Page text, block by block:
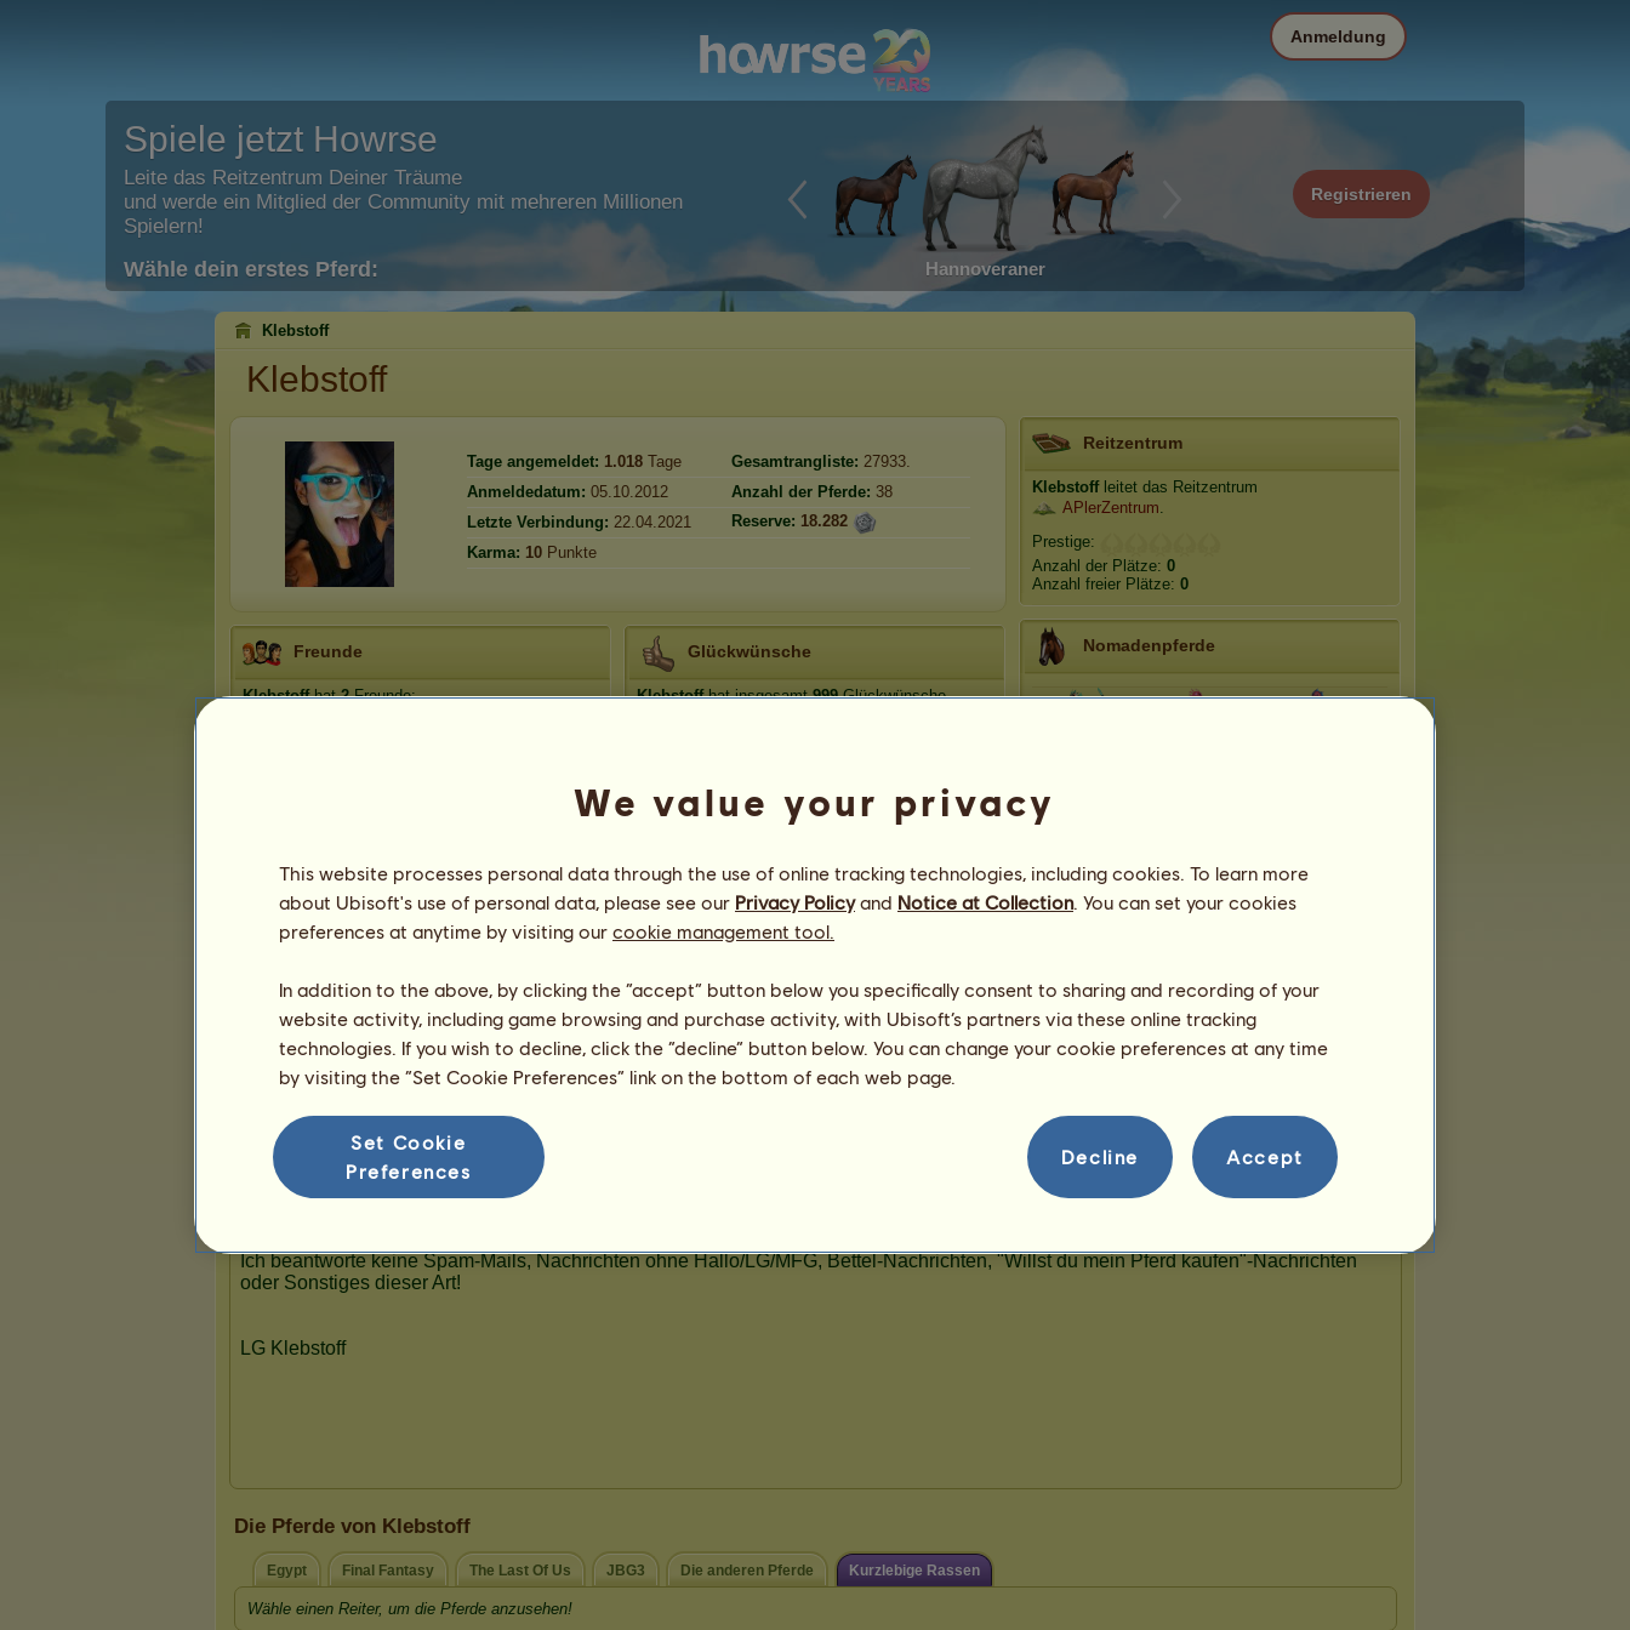
Spiele jetzt Howrse
Leite das Reitzentrum Deiner Träume
und werde ein Mitglied der Community mit mehreren Millionen
Spielern!
Wähle dein erstes Pferd: Hannoveraner
Registrieren
Anmeldung
Klebstoff
Klebstoff
Tage angemeldet: 1.018 Tage Gesamtrangliste: 27933.
Anmeldedatum: 05.10.2012 Anzahl der Pferde: 38
Letzte Verbindung: 22.04.2021 Reserve: 18.282
Karma: 10 Punkte
Freunde
Klebstoffhat2Freunde:
Glückwünsche
Klebstoffhat insgesamt999Glückwünsche
Zur Ruhe gesetzter Züchter
Vor 2534 Tagen
Die Trophäen
0 6 15 26
Reitzentrum
Klebstoffleitet das Reitzentrum
APlerZentrum.
Prestige:
Anzahl der Plätze: 0
Anzahl freier Plätze: 0
Nomadenpferde
Präsentation
Die Pferde von Klebstoff
Egypt Final Fantasy The Last Of Us JBG3 Die anderen Pferde Kurzlebige Rassen
Wähle einen Reiter, um die Pferde anzusehen!
We value your privacy
This website processes personal data through the use of online tracking technologies, including cookies. To learn more
about Ubisoft's use of personal data, please see our Privacy Policyand Notice at Collection. You can set your cookies
preferences at anytime by visiting our cookie management tool.
In addition to the above, by clicking the “accept” button below you specifically consent to sharing and recording of your
website activity, including game browsing and purchase activity, with Ubisoft’s partners via these online tracking
technologies. If you wish to decline, click the “decline” button below. You can change your cookie preferences at any time
by visiting the “Set Cookie Preferences” link on the bottom of each web page.
Set Cookie
Preferences
Decline Accept